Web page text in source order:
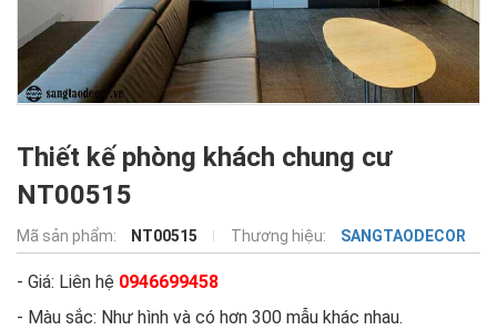
Thiết kế phòng khách chung cư
NT00515
Mã sản phẩm: NT00515 Thương hiệu: SANGTAODECOR
- Giá: Liên hệ 0946699458
- Màu sắc: Như hình và có hơn 300 mẫu khác nhau.